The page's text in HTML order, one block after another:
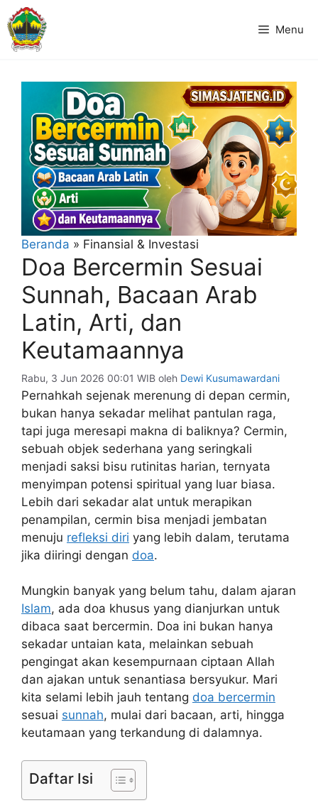
Langsung
ke
Menu
Beranda » Finansial & Investasi
Doa Bercermin Sesuai
Sunnah, Bacaan Arab
Latin, Arti, dan
Keutamaannya
Rabu, 3 Jun 2026 00:01 WIB oleh Dewi Kusumawardani
Pernahkah sejenak merenung di depan cermin,
bukan hanya sekadar melihat pantulan raga,
tapi juga meresapi makna di baliknya? Cermin,
sebuah objek sederhana yang seringkali
menjadi saksi bisu rutinitas harian, ternyata
menyimpan potensi spiritual yang luar biasa.
Lebih dari sekadar alat untuk merapikan
penampilan, cermin bisa menjadi jembatan
menuju refleksi diri yang lebih dalam, terutama
jika diiringi dengan doa.
Mungkin banyak yang belum tahu, dalam ajaran
Islam, ada doa khusus yang dianjurkan untuk
dibaca saat bercermin. Doa ini bukan hanya
sekadar untaian kata, melainkan sebuah
pengingat akan kesempurnaan ciptaan Allah
dan ajakan untuk senantiasa bersyukur. Mari
kita selami lebih jauh tentang doa bercermin
sesuai sunnah, mulai dari bacaan, arti, hingga
keutamaan yang terkandung di dalamnya.
Daftar Isi